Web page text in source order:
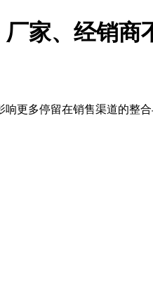
厂家、经销商
更多停留在销售渠道的整